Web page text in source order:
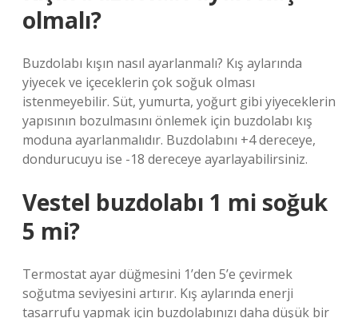
olmalı?
Buzdolabı kışın nasıl ayarlanmalı? Kış aylarında
yiyecek ve içeceklerin çok soğuk olması
istenmeyebilir. Süt, yumurta, yoğurt gibi yiyeceklerin
yapısının bozulmasını önlemek için buzdolabı kış
moduna ayarlanmalıdır. Buzdolabını +4 dereceye,
dondurucuyu ise -18 dereceye ayarlayabilirsiniz.
Vestel buzdolabı 1 mi soğuk
5 mi?
Termostat ayar düğmesini 1’den 5’e çevirmek
soğutma seviyesini artırır. Kış aylarında enerji
tasarrufu yapmak için buzdolabınızı daha düşük bir